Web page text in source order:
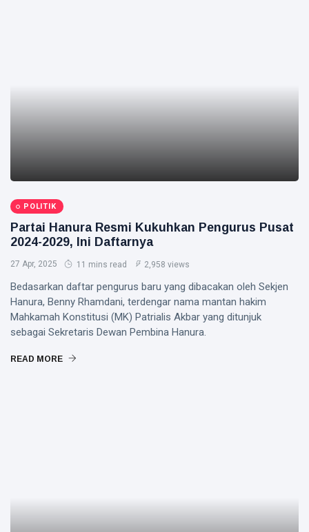
POLITIK
Partai Hanura Resmi Kukuhkan Pengurus Pusat
2024-2029, Ini Daftarnya
27 Apr, 2025 11 mins read 2,958 views
Bedasarkan daftar pengurus baru yang dibacakan oleh Sekjen
Hanura, Benny Rhamdani, terdengar nama mantan hakim
Mahkamah Konstitusi (MK) Patrialis Akbar yang ditunjuk
sebagai Sekretaris Dewan Pembina Hanura.
READ MORE